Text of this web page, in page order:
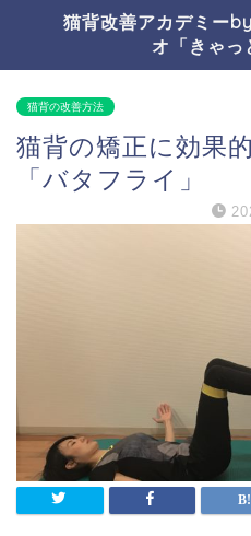
猫背改善アカデミー
オ「きゃっ
猫背の改善方法
猫背の矯正に効果
「バタフライ」